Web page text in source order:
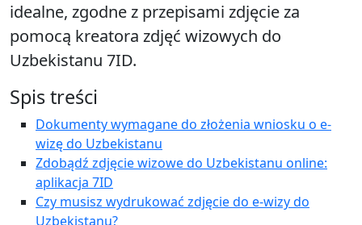
idealne, zgodne z przepisami zdjęcie za
pomocą kreatora zdjęć wizowych do
Uzbekistanu 7ID.
Spis treści
Dokumenty wymagane do złożenia wniosku o e-
wizę do Uzbekistanu
Zdobądź zdjęcie wizowe do Uzbekistanu online:
aplikacja 7ID
Czy musisz wydrukować zdjęcie do e-wizy do
Uzbekistanu?